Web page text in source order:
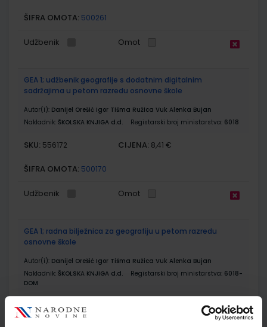
ŠIFRA OMOTA: 500261
Udžbenik Omot
GEA 1; udžbenik geografije s dodatnim digitalnim
sadržajima u petom razredu osnovne škole
Autor(i): Danijel Orešić Igor Tišma Ružica Vuk Alenka Bujan
Nakladnik: ŠKOLSKA KNJIGA d.d. Registarski broj ministarstva: 6018
SKU: 556172 CIJENA: 8,41 €
ŠIFRA OMOTA: 500170
Udžbenik Omot
GEA 1; radna bilježnica za geografiju u petom razredu
osnovne škole
Autor(i): Danijel Orešić Igor Tišma Ružica Vuk Alenka Bujan
Nakladnik: ŠKOLSKA KNJIGA d.d. Registarski broj ministarstva: 6018-
DOM
SKU:556173